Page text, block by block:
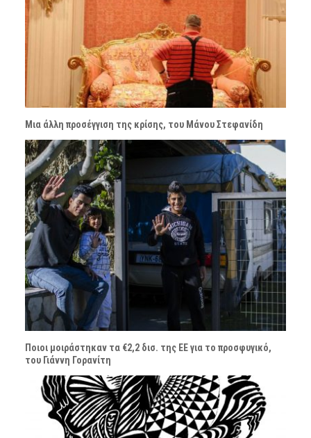
Μια άλλη προσέγγιση της κρίσης, του Μάνου Στεφανίδη
Ποιοι μοιράστηκαν τα €2,2 δισ. της ΕΕ για το προσφυγικό,
του Γιάννη Γορανίτη